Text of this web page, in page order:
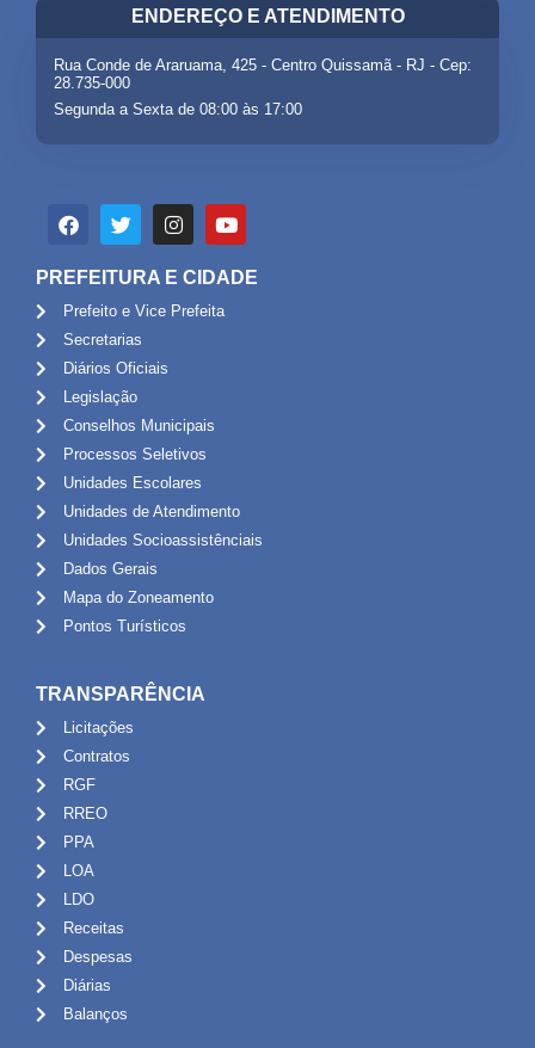
ENDEREÇO E ATENDIMENTO
Rua Conde de Araruama, 425 - Centro Quissamã - RJ - Cep:
28.735-000
Segunda a Sexta de 08:00 às 17:00
PREFEITURA E CIDADE
Prefeito e Vice Prefeita
Secretarias
Diários Oficiais
Legislação
Conselhos Municipais
Processos Seletivos
Unidades Escolares
Unidades de Atendimento
Unidades Socioassistênciais
Dados Gerais
Mapa do Zoneamento
Pontos Turísticos
TRANSPARÊNCIA
Licitações
Contratos
RGF
RREO
PPA
LOA
LDO
Receitas
Despesas
Diárias
Balanços